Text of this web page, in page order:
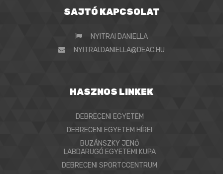
SAJTÓ KAPCSOLAT
NYITRAI DANIELLA
NYITRAI.DANIELLA@DEAC.HU
HASZNOS LINKEK
DEBRECENI EGYETEM
DEBRECENI EGYETEM HÍREI
BUZÁNSZKY JENŐ
LABDARUGÓ EGYETEMI KUPA
DEBRECENI SPORTCCENTRUM